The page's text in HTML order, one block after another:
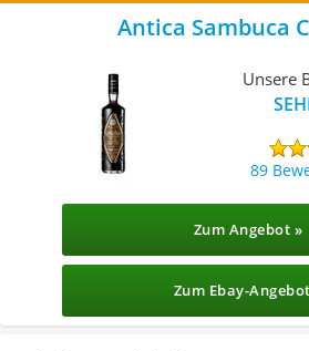
Antica Sambuca
Unsere
89
Zum Angebot »
Zum Ebay-